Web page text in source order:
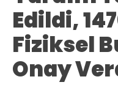
Edildi,
Fiziksel
Onay